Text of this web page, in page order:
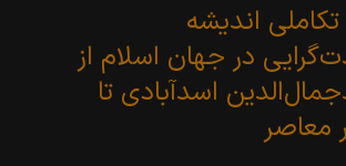
اندیشه
در جهان اسلام از
اسدآبادی تا
معاصر